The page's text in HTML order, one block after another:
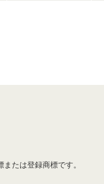
たは登録商標です。